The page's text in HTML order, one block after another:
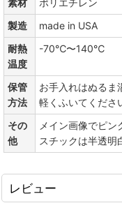
製造
made in USA
耐熱
温度
-70℃〜140℃
保管
方法
お手入れはぬるま
軽くふいてくださ
その
他
メイン画像でピ
スチックは半透明
レビュー